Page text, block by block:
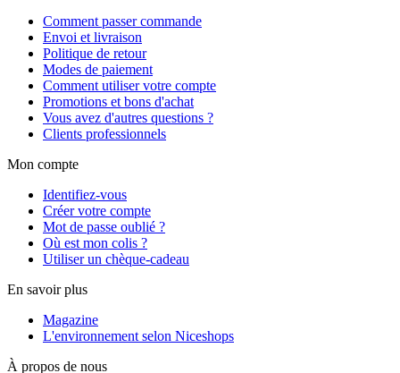
Comment passer commande
Envoi et livraison
Politique de retour
Modes de paiement
Comment utiliser votre compte
Promotions et bons d'achat
Vous avez d'autres questions ?
Clients professionnels
Mon compte
Identifiez-vous
Créer votre compte
Mot de passe oublié ?
Où est mon colis ?
Utiliser un chèque-cadeau
En savoir plus
Magazine
L'environnement selon Niceshops
À propos de nous